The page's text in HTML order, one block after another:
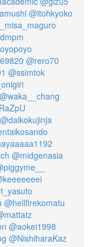
@itohkyoko
@rero70
@ssimtok
@waka__chang
@daikokujinja
@midgenasia
@hellfirekomatu
@aokei1998
@NishiharaKaz